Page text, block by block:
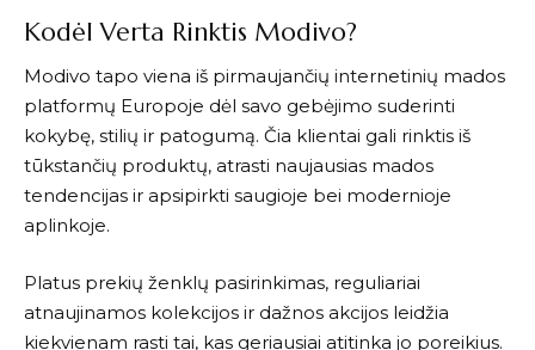
Kodėl Verta Rinktis Modivo?
Modivo tapo viena iš pirmaujančių internetinių mados
platformų Europoje dėl savo gebėjimo suderinti
kokybę, stilių ir patogumą. Čia klientai gali rinktis iš
tūkstančių produktų, atrasti naujausias mados
tendencijas ir apsipirkti saugioje bei modernioje
aplinkoje.
Platus prekių ženklų pasirinkimas, reguliariai
atnaujinamos kolekcijos ir dažnos akcijos leidžia
kiekvienam rasti tai, kas geriausiai atitinka jo poreikius.